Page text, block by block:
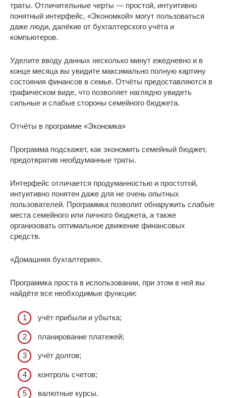
траты. Отличительные черты — простой, интуитивно
понятный интерфейс, «Экономкой» могут пользоваться
даже люди, далёкие от бухгалтерского учёта и
компьютеров.
Уделите вводу данных несколько минут ежедневно и в
конце месяца вы увидите максимально полную картину
состояния финансов в семье. Отчёты предоставляются в
графическом виде, что позволяет наглядно увидеть
сильные и слабые стороны семейного бюджета.
Отчёты в программе «Экономка»
Программа подскажет, как экономить семейный бюджет,
предотвратив необдуманные траты.
Интерфейс отличается продуманностью и простотой,
интуитивно понятен даже для не очень опытных
пользователей. Программка позволит обнаружить слабые
места семейного или личного бюджета, а также
организовать оптимальное движение финансовых
средств.
«Домашняя бухгалтерия».
Программка проста в использовании, при этом в ней вы
найдёте все необходимые функции:
учёт прибыли и убытка;
планирование платежей;
учёт долгов;
контроль счетов;
валютные курсы.